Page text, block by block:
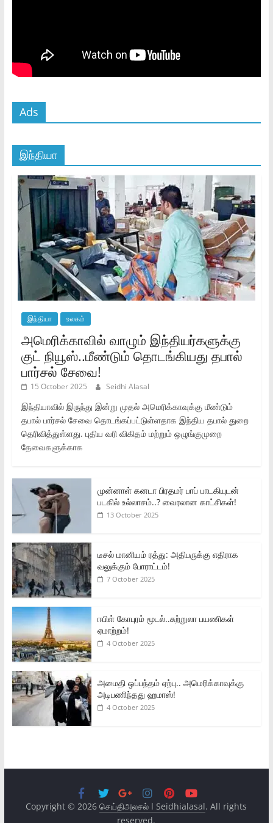
Ads
இந்தியா
இந்தியா உலகம்
அமெரிக்காவில் வாழும் இந்தியர்களுக்கு
குட் நியூஸ்..மீண்டும் தொடங்கியது தபால்
பார்சல் சேவை!
15 October 2025 Seidhi Alasal
இந்தியாவில் இருந்து இன்று முதல் அமெரிக்காவுக்கு மீண்டும்
தபால் பார்சல் சேவை தொடங்கப்பட்டுள்ளதாக இந்திய தபால் துறை
தெரிவித்துள்ளது. புதிய வரி விகிதம் மற்றும் ஒழுங்குமுறை
தேவைகளுக்காக
முன்னாள் கனடா பிரதமர் பாப் பாடகியுடன்
படகில் உல்லாசம்..? வைரலான காட்சிகள்!
13 October 2025
டீசல் மானியம் ரத்து: அதிபருக்கு எதிராக
வலுக்கும் போராட்டம்!
7 October 2025
ஈபிள் கோபுரம் மூடல்..சுற்றுலா பயணிகள்
ஏமாற்றம்!
4 October 2025
அமைதி ஒப்பந்தம் ஏற்பு.. அமெரிக்காவுக்கு
அடிபணிந்தது ஹமாஸ்!
4 October 2025
Copyright © 2026செய்திஅலசல் l Seidhialasal. All rights
reserved.